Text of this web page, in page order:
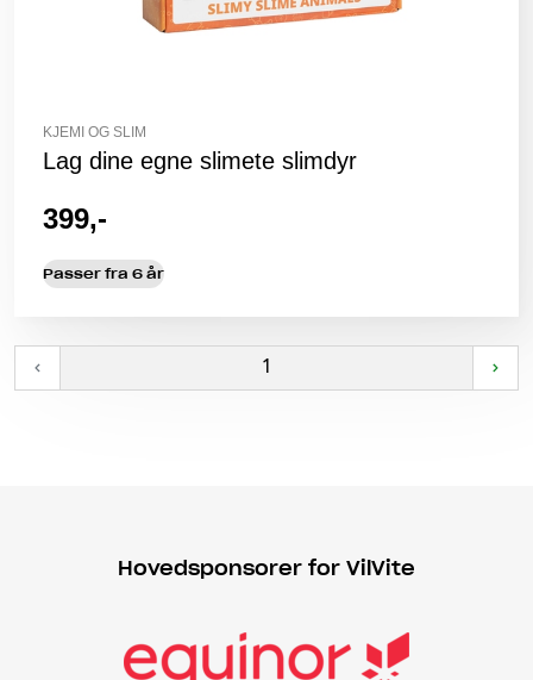
KJEMI OG SLIM
Lag dine egne slimete slimdyr
399,-
Passer fra 6 år
‹ 1 ›
Hovedsponsorer for VilVite